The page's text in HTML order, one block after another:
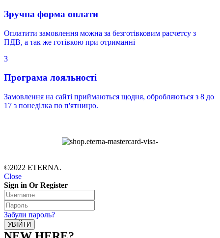
Зручна форма оплати
Оплатити замовлення можна за безготівковим расчетсу з
ПДВ, а так же готівкою при отриманні
3
Програма лояльності
Замовлення на сайті приймаються щодня, обробляються з 8 до
17 з понеділка по п'ятницю.
©2022 ETERNA.
Close
Sign in Or Register
Забули пароль?